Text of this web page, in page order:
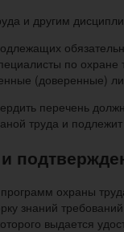
по
(доверенные)
перечень
труда и
охраны
знаний
выдается